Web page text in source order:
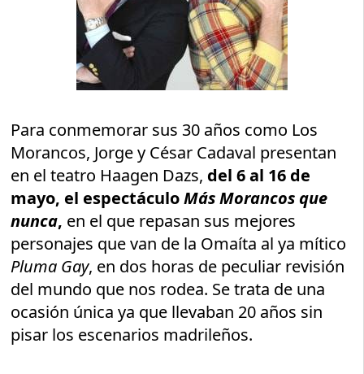
Para conmemorar sus 30 años como Los
Morancos, Jorge y César Cadaval presentan
en el teatro Haagen Dazs, del 6 al 16 de
mayo, el espectáculoMás Morancos que
nunca, en el que repasan sus mejores
personajes que van de la Omaíta al ya mítico
Pluma Gay, en dos horas de peculiar revisión
del mundo que nos rodea. Se trata de una
ocasión única ya que llevaban 20 años sin
pisar los escenarios madrileños.